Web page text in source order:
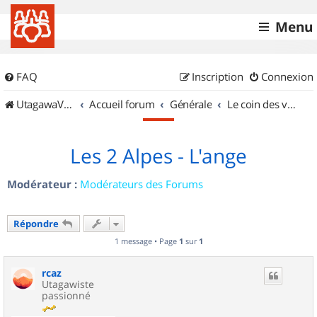
Menu
FAQ Connexion
Inscription
UtagawaVTT (Randos VTT et VTTAE avec traces GPS)
Accueil forum Générale Le coin des vidéastes
Les 2 Alpes - L'ange
Modérateur : Modérateurs des Forums
Répondre
1 message • Page 1 sur 1
rcaz
Utagawiste
passionné